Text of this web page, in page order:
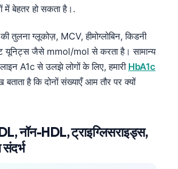
में बेहतर हो सकता है।.
ग्लूकोज़, MCV, हीमोग्लोबिन, किडनी
यूनिट्स जैसे mmol/mol से करता है। सामान्य
A1c से उलझे लोगों के लिए, हमारी HbA1c
है कि दोनों संख्याएँ आम तौर पर क्यों
नॉन-HDL, ट्राइग्लिसराइड्स,